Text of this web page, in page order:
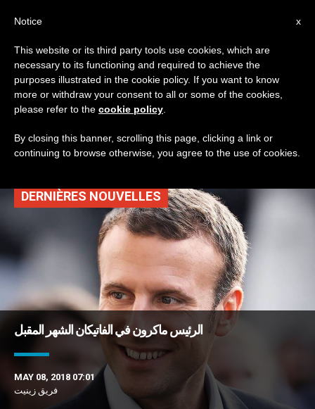
TAG
Posts Tagged ‘لقب
فخري’
DERNIÈRES NOUVELLES
الرئيس ماكرون في الفاتيكان الشهر المقبل
MAY 08, 2018 07:01
فريق زينيت
x
Notice
This website or its third party tools use cookies, which are
necessary to its functioning and required to achieve the
purposes illustrated in the cookie policy. If you want to know
more or withdraw your consent to all or some of the cookies,
please refer to the cookie policy
By closing this banner, scrolling this page, clicking a link or
continuing to browse otherwise, you agree to the use of cookies.